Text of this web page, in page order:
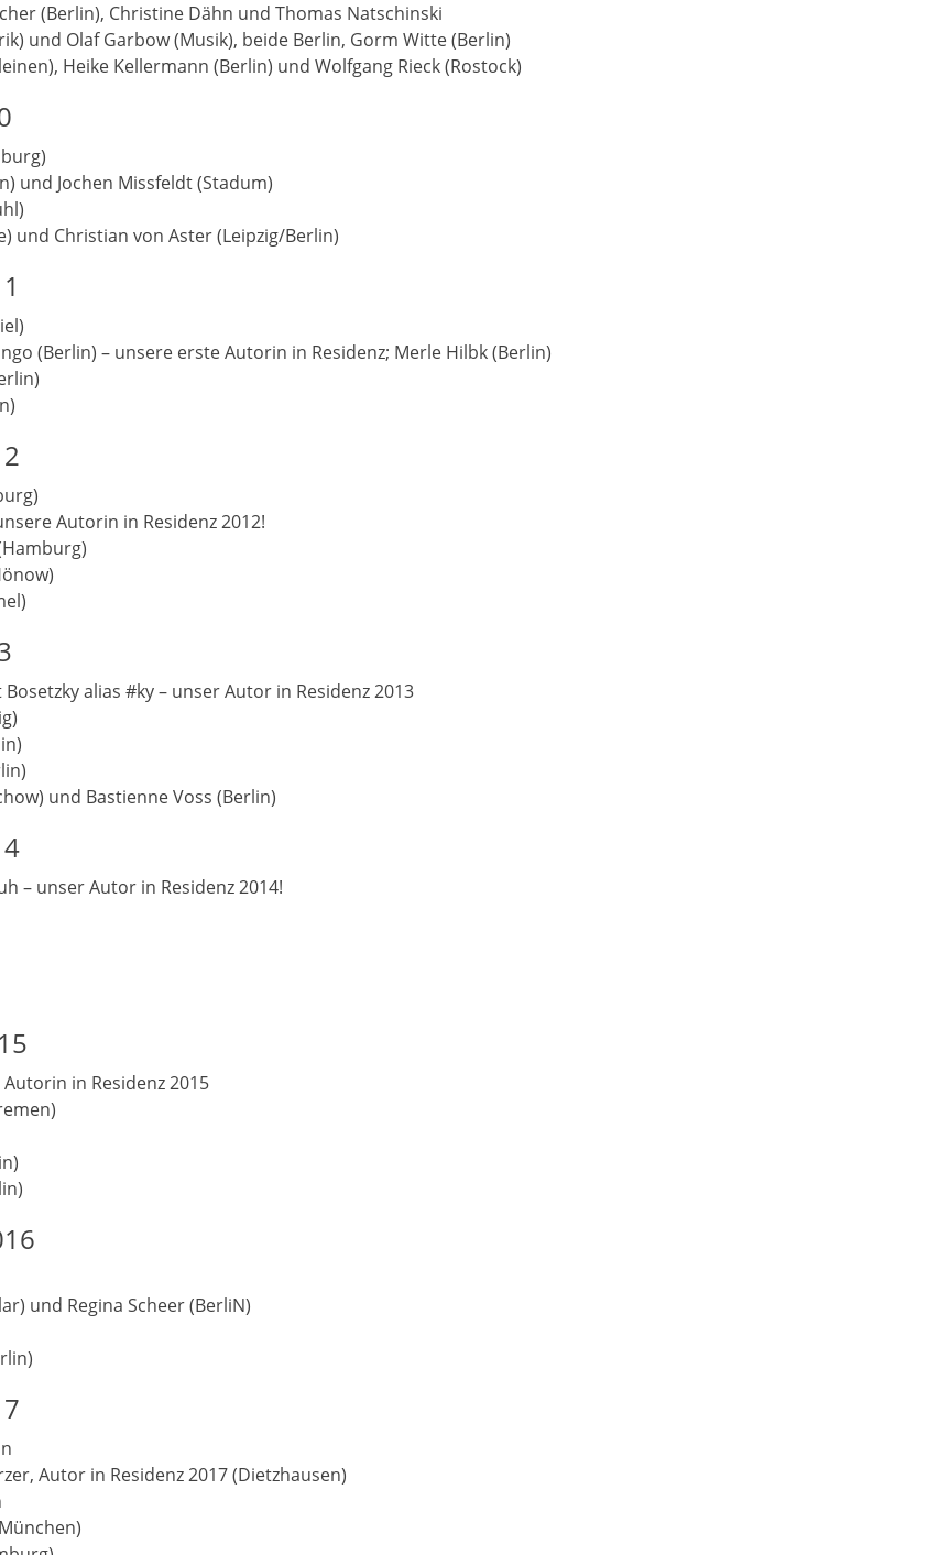
(Berlin), Christine Dähn und Thomas Natschinski
und Olaf Garbow (Musik), beide Berlin, Gorm Witte (Berlin)
Heike Kellermann (Berlin) und Wolfgang Rieck (Rostock)
und Jochen Missfeldt (Stadum)
und Christian von Aster (Leipzig/Berlin)
(Berlin) – unsere erste Autorin in Residenz; Merle Hilbk (Berlin)
Autorin in Residenz 2012!
alias #ky – unser Autor in Residenz 2013
und Bastienne Voss (Berlin)
– unser Autor in Residenz 2014!
Autorin in Residenz 2015
und Regina Scheer (BerliN)
Autor in Residenz 2017 (Dietzhausen)